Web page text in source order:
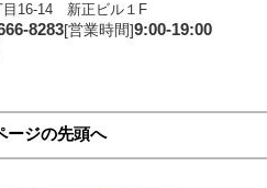
目16-14 新正ビル１F
8283[営業時間]9:00-19:00
ージの先頭へ